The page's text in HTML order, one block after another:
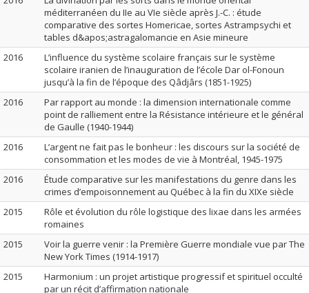
méditerranéen du IIe au VIe siècle après J.-C. : étude
comparative des sortes Homericae, sortes Astrampsychi et
tables d&apos;astragalomancie en Asie mineure
2016
L’influence du système scolaire français sur le système
scolaire iranien de l’inauguration de l’école Dar ol-Fonoun
jusqu’à la fin de l’époque des Qâdjârs (1851-1925)
2016
Par rapport au monde : la dimension internationale comme
point de ralliement entre la Résistance intérieure et le général
de Gaulle (1940-1944)
2016
L’argent ne fait pas le bonheur : les discours sur la société de
consommation et les modes de vie à Montréal, 1945-1975
2016
Étude comparative sur les manifestations du genre dans les
crimes d’empoisonnement au Québec à la fin du XIXe siècle
2015
Rôle et évolution du rôle logistique des lixae dans les armées
romaines
2015
Voir la guerre venir : la Première Guerre mondiale vue par The
New York Times (1914-1917)
2015
Harmonium : un projet artistique progressif et spirituel occulté
par un récit d’affirmation nationale